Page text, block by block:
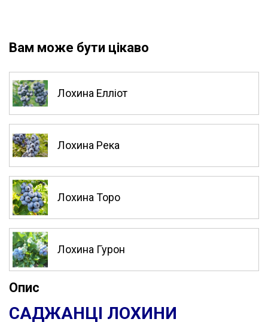
Вам може бути цікаво
Лохина Елліот
Лохина Река
Лохина Торо
Лохина Гурон
Опис
САДЖАНЦІ ЛОХИНИ